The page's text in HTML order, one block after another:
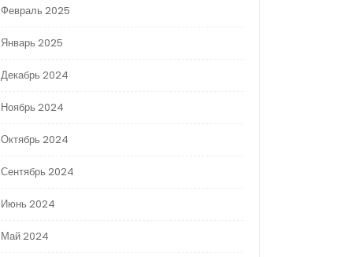
Февраль 2025
Январь 2025
Декабрь 2024
Ноябрь 2024
Октябрь 2024
Сентябрь 2024
Июнь 2024
Май 2024